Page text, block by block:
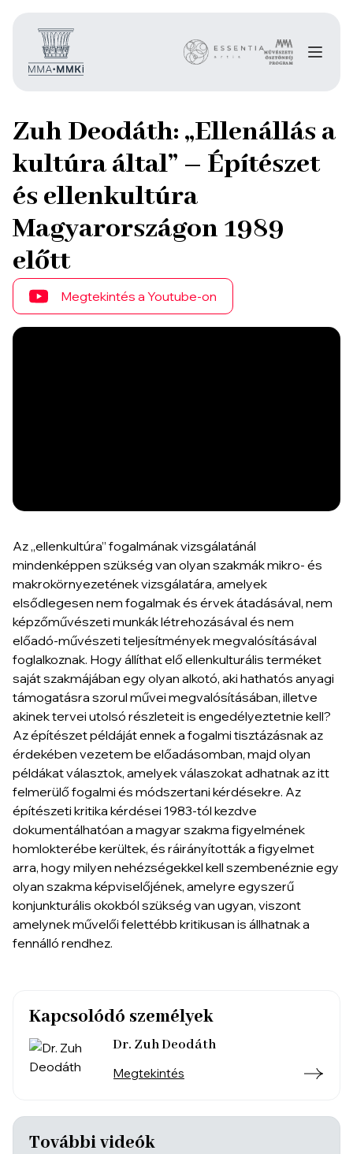
Zuh Deodáth: „Ellenállás a
kultúra által” – Építészet
és ellenkultúra
Magyarországon 1989
előtt
Megtekintés a Youtube-on
Az „ellenkultúra” fogalmának vizsgálatánál
mindenképpen szükség van olyan szakmák mikro- és
makrokörnyezetének vizsgálatára, amelyek
elsődlegesen nem fogalmak és érvek átadásával, nem
képzőművészeti munkák létrehozásával és nem
előadó-művészeti teljesítmények megvalósításával
foglalkoznak. Hogy állíthat elő ellenkulturális terméket
saját szakmájában egy olyan alkotó, aki hathatós anyagi
támogatásra szorul művei megvalósításában, illetve
akinek tervei utolsó részleteit is engedélyeztetnie kell?
Az építészet példáját ennek a fogalmi tisztázásnak az
érdekében vezetem be előadásomban, majd olyan
példákat választok, amelyek válaszokat adhatnak az itt
felmerülő fogalmi és módszertani kérdésekre. Az
építészeti kritika kérdései 1983-tól kezdve
dokumentálhatóan a magyar szakma figyelmének
homlokterébe kerültek, és ráirányították a figyelmet
arra, hogy milyen nehézségekkel kell szembenéznie egy
olyan szakma képviselőjének, amelyre egyszerű
konjunkturális okokból szükség van ugyan, viszont
amelynek művelői felettébb kritikusan is állhatnak a
fennálló rendhez.
Kapcsolódó személyek
Dr. Zuh Deodáth
Megtekintés
További videók